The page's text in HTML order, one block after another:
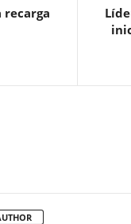
recarga